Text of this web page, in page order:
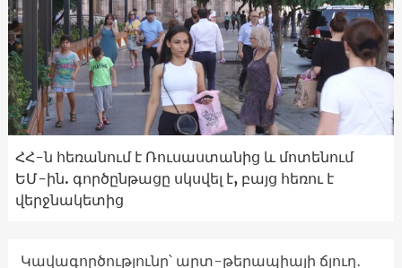
ՀՀ-ն հեռանում է Ռուսաստանից և մոտենում
ԵՄ-ին. գործընթացը սկսվել է, բայց հեռու է
վերջնակետից
Կավագործությունը՝ արտ-թերապիայի ճյուղ․